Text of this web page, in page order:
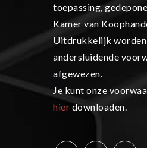
toepassing,
Kamer van
Uitdrukkelijk worden
andersluidende
afgewezen.
Je kunt onze
hier downloaden.